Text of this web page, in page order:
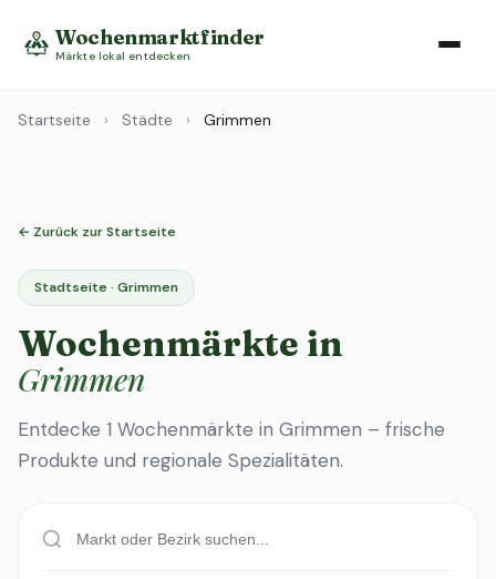
Wochenmarktfinder
Märkte lokal entdecken
Startseite › Städte › Grimmen
← Zurück zur Startseite
Stadtseite · Grimmen
Wochenmärkte in
Grimmen
Entdecke 1 Wochenmärkte in Grimmen – frische
Produkte und regionale Spezialitäten.